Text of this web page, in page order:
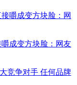
成变方块脸：网友